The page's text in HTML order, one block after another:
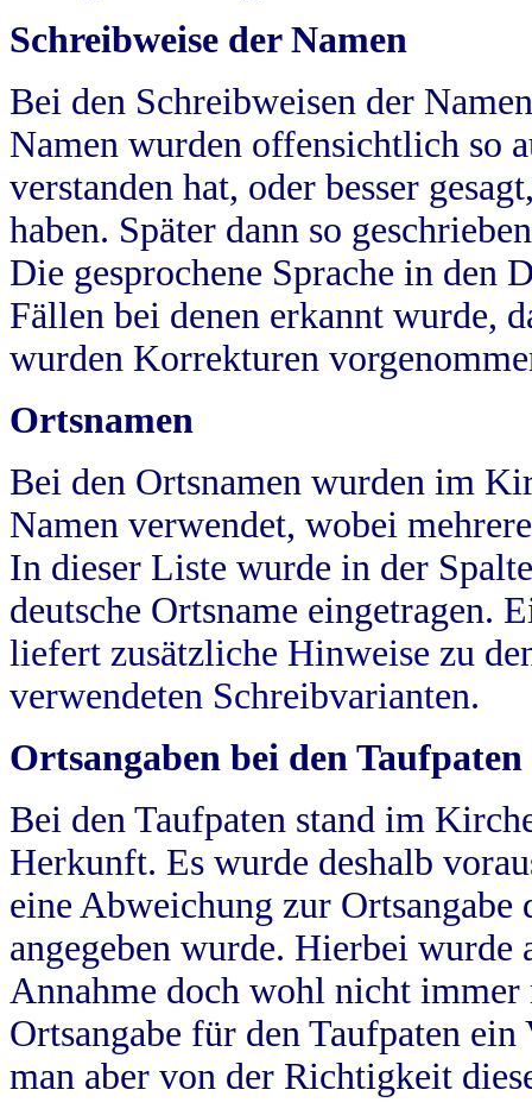
Schreibweise der Namen
Bei den Schreibweisen der
Namen wurden offensichtlich so
verstanden hat, oder besser
haben. Später dann so
Die gesprochene Sprache in
Fällen bei denen erkannt wurde,
wurden Korrekturen
Ortsnamen
Bei den Ortsnamen wurden im
Namen verwendet, wobei
In dieser Liste wurde in der
deutsche Ortsname eingetragen.
liefert zusätzliche Hinweise zu
verwendeten Schreibvarianten.
Ortsangaben bei den Taufpaten
Bei den Taufpaten stand im
Herkunft. Es wurde deshalb
eine Abweichung zur
angegeben wurde. Hierbei wurde
Annahme doch wohl nicht
Ortsangabe für den Taufpaten
man aber von der Richtigkeit